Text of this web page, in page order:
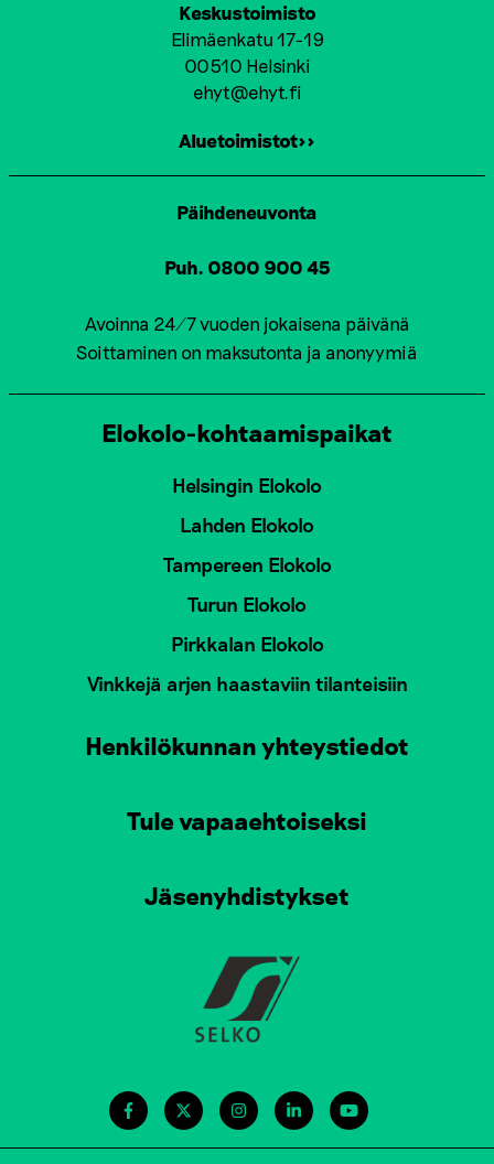
Keskustoimisto
Elimäenkatu 17-19
00510 Helsinki
ehyt@ehyt.fi
Aluetoimistot>>
Päihdeneuvonta
Puh. 0800 900 45
Avoinna 24/7 vuoden jokaisena päivänä
Soittaminen on maksutonta ja anonyymiä
Elokolo-kohtaamispaikat
Helsingin Elokolo
Lahden Elokolo
Tampereen Elokolo
Turun Elokolo
Pirkkalan Elokolo
Vinkkejä arjen haastaviin tilanteisiin
Henkilökunnan yhteystiedot
Tule vapaaehtoiseksi
Jäsenyhdistykset